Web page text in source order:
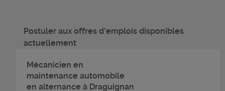
Postuler aux offres d'emplois disponibles
actuellement
Mécanicien en
maintenance automobile
en alternance à Draguignan